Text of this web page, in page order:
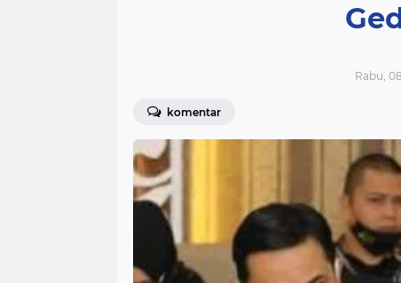
Rabu,
komentar